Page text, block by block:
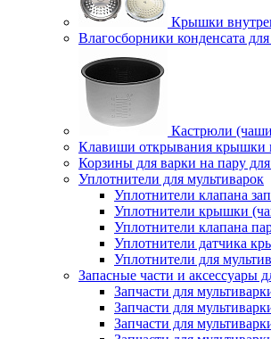
Крышки
Влагосборники конденсата
Кастрюли
Клавиши открывания крышки
Корзины для варки на пару
Уплотнители для мультиварок
Уплотнители клапана
Уплотнители крышки
Уплотнители клапана
Уплотнители датчика
Уплотнители для
Запасные части и аксессуары
Запчасти для
Запчасти для
Запчасти для